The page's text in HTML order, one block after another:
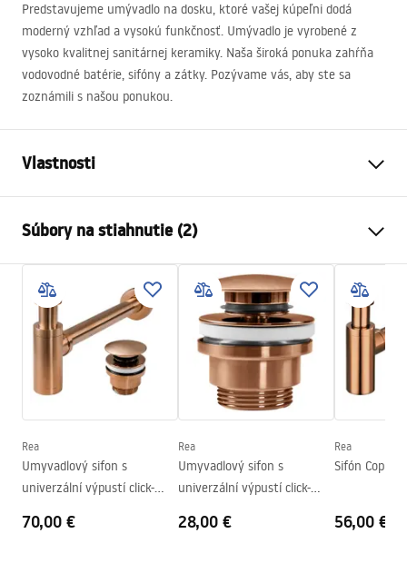
Predstavujeme umývadlo na dosku, ktoré vašej kúpeľni dodá
moderný vzhľad a vysokú funkčnosť. Umývadlo je vyrobené z
vysoko kvalitnej sanitárnej keramiky. Naša široká ponuka zahŕňa
vodovodné batérie, sifóny a zátky. Pozývame vás, aby ste sa
zoznámili s našou ponukou.
Vlastnosti
Materiál
Farba
Hnedá
Prevedenie
Matný
Dĺžka
420mm
Šírka
420mm
Výška
110mm
100mm
Tvar
Otvor pre batériu
Nie
Súbory na stiahnutie (2)
Návod na montáž
Basin.pdf
Záručné podmienky
Warranty_Terms_and_Conditions_Basins_-_5.pdf
Rea
Umyvadlový sifon s
univerzální výpustí click-
70,00 €
Rea
Umyvadlový sifon s
univerzální výpustí click-
28,00 €
Rea
Sifón Copper
56,00 €